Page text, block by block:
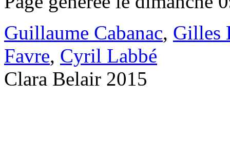
Guillaume Cabanac, Gilles
Favre, Cyril Labbé
Clara Belair 2015